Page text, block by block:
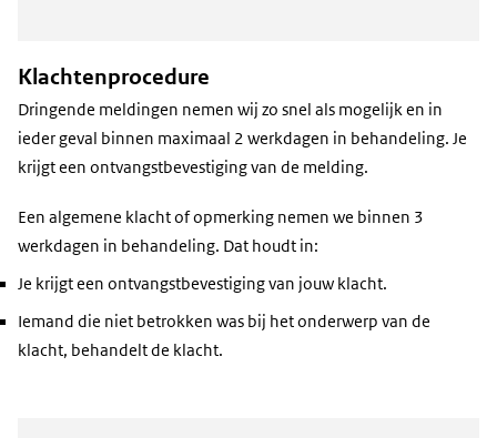
Klachtenprocedure
Dringende meldingen nemen wij zo snel als mogelijk en in
ieder geval binnen maximaal 2 werkdagen in behandeling. Je
krijgt een ontvangstbevestiging van de melding.
Een algemene klacht of opmerking nemen we binnen 3
werkdagen in behandeling. Dat houdt in:
Je krijgt een ontvangstbevestiging van jouw klacht.
Iemand die niet betrokken was bij het onderwerp van de
klacht, behandelt de klacht.